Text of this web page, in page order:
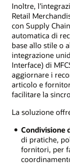
Inoltre,
Retail
con Supply
automatica di
base allo stile o
integrazione
Interface) di
aggiornare i
articolo e
facilitare la
La soluzione
Condivisione
di pratiche,
fornitori, per